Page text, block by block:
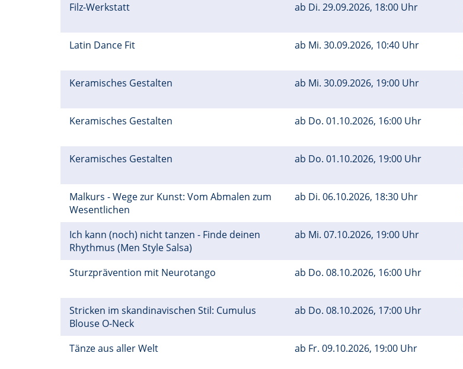
Filz-Werkstatt ab Di. 29.09.2026, 18:00 Uhr
Latin Dance Fit ab Mi. 30.09.2026, 10:40 Uhr
Keramisches Gestalten ab Mi. 30.09.2026, 19:00 Uhr
Keramisches Gestalten ab Do. 01.10.2026, 16:00 Uhr
Keramisches Gestalten ab Do. 01.10.2026, 19:00 Uhr
Malkurs - Wege zur Kunst: Vom Abmalen zum
Wesentlichen
ab Di. 06.10.2026, 18:30 Uhr
Ich kann (noch) nicht tanzen - Finde deinen
Rhythmus (Men Style Salsa)
ab Mi. 07.10.2026, 19:00 Uhr
Sturzprävention mit Neurotango ab Do. 08.10.2026, 16:00 Uhr
Stricken im skandinavischen Stil: Cumulus
Blouse O-Neck
ab Do. 08.10.2026, 17:00 Uhr
Tänze aus aller Welt ab Fr. 09.10.2026, 19:00 Uhr